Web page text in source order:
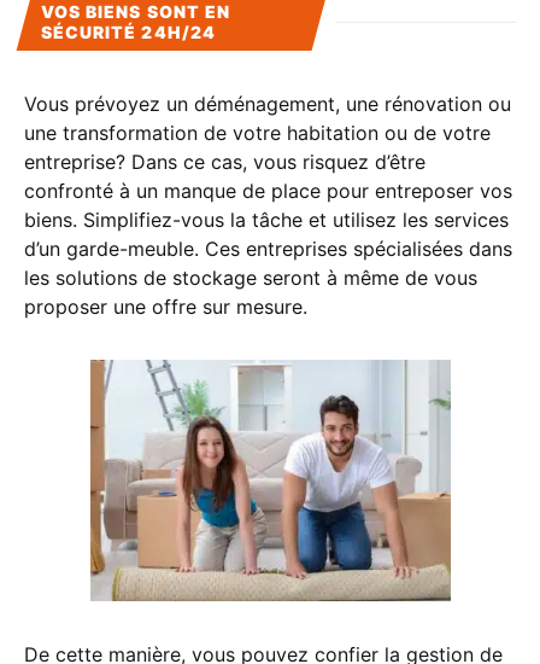
VOS BIENS SONT EN
SÉCURITÉ 24H/24
Vous prévoyez un déménagement, une rénovation ou
une transformation de votre habitation ou de votre
entreprise? Dans ce cas, vous risquez d’être
confronté à un manque de place pour entreposer vos
biens. Simplifiez-vous la tâche et utilisez les services
d’un garde-meuble. Ces entreprises spécialisées dans
les solutions de stockage seront à même de vous
proposer une offre sur mesure.
De cette manière, vous pouvez confier la gestion de